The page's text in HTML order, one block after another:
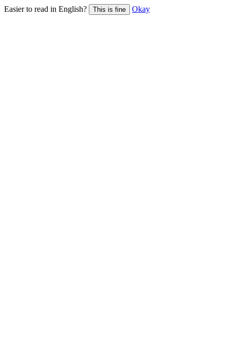
Easier to read in English? This is fine Okay